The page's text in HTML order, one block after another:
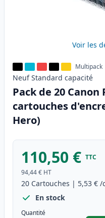
Voir les
Multipack
Neuf Standard capacité
Pack de 20 Canon
cartouches
Hero)
110,50 € TTC
94,44 € HT
20 Cartouches | 5,53 € /
En stock
Quantité